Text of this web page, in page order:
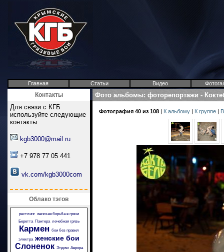
Главная Статьи Видео
Контакты
Для связи с КГБ
используйте следующие
контакты:
kgb3000@mail.ru
+7 978 77 05 441
vk.com/kgb3000com
Облако тэгов
рестлинг женская борьба в грязи
Беретта
Пантера лечебная грязь
Кармен бои без правил
электра женские бои
Слоненок Энджи Аврора
Фото альбомы: фоторепортажи -
Фотография 40 из 108 | К альбому | К группе |